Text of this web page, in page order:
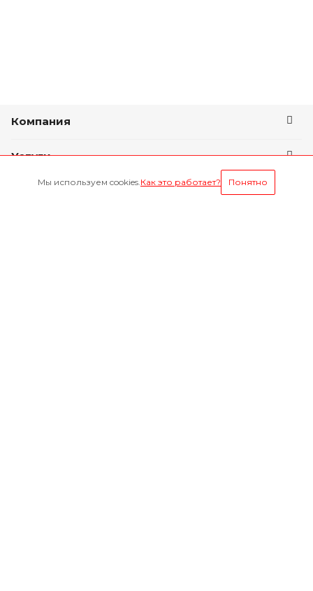
Компания
Услуги
Условия оплаты
Мы используем cookies.Как это работает? Понятно